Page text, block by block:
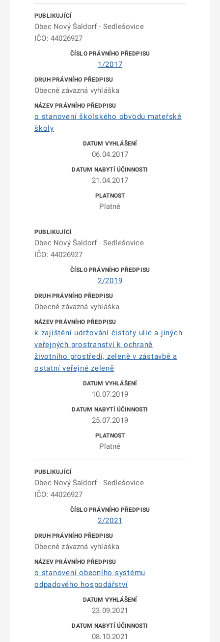
Obec Nový Šaldorf - Sedlešovice
IČO: 44026927
1/2017
Obecně závazná vyhláška
o stanovení školského obvodu mateřské
školy
06.04.2017
21.04.2017
Platné
Obec Nový Šaldorf - Sedlešovice
IČO: 44026927
2/2019
Obecně závazná vyhláška
k zajištění udržování čistoty ulic a jiných
veřejných prostranství k ochraně
životního prostředí, zeleně v zástavbě a
ostatní veřejné zeleně
10.07.2019
25.07.2019
Platné
Obec Nový Šaldorf - Sedlešovice
IČO: 44026927
2/2021
Obecně závazná vyhláška
o stanovení obecního systému
odpadového hospodářství
23.09.2021
08.10.2021